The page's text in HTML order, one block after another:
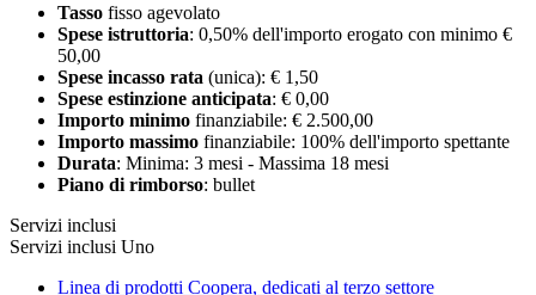
Tasso fisso agevolato
Spese istruttoria: 0,50% dell'importo erogato con minimo €
50,00
Spese incasso rata (unica): € 1,50
Spese estinzione anticipata: € 0,00
Importo minimo finanziabile: € 2.500,00
Importo massimo finanziabile: 100% dell'importo spettante
Durata: Minima: 3 mesi - Massima 18 mesi
Piano di rimborso: bullet
Servizi inclusi
Servizi inclusi Uno
Linea di prodotti Coopera, dedicati al terzo settore